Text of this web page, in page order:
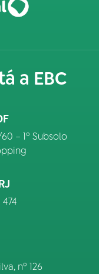
a EBC
– 1º Subsolo
nº 126